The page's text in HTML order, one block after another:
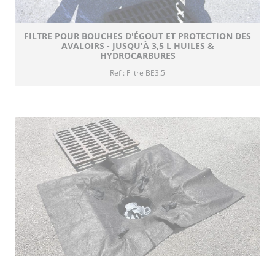
FILTRE POUR BOUCHES D'ÉGOUT ET PROTECTION DES
AVALOIRS - JUSQU'À 3,5 L HUILES &
HYDROCARBURES
Ref : Filtre BE3.5